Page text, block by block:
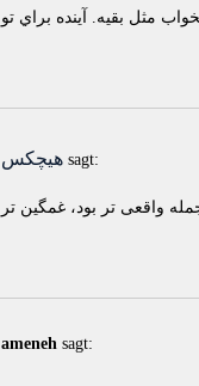
هیچکس sagt:
ameneh sagt: